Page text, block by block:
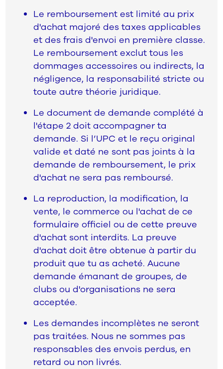
Le remboursement est limité au prix
d'achat majoré des taxes applicables
et des frais d'envoi en première classe.
Le remboursement exclut tous les
dommages accessoires ou indirects, la
négligence, la responsabilité stricte ou
toute autre théorie juridique.
Le document de demande complété à
l'étape 2 doit accompagner ta
demande. Si l’UPC et le reçu original
valide et daté ne sont pas joints à la
demande de remboursement, le prix
d'achat ne sera pas remboursé.
La reproduction, la modification, la
vente, le commerce ou l'achat de ce
formulaire officiel ou de cette preuve
d'achat sont interdits. La preuve
d'achat doit être obtenue à partir du
produit que tu as acheté. Aucune
demande émanant de groupes, de
clubs ou d'organisations ne sera
acceptée.
Les demandes incomplètes ne seront
pas traitées. Nous ne sommes pas
responsables des envois perdus, en
retard ou non livrés.